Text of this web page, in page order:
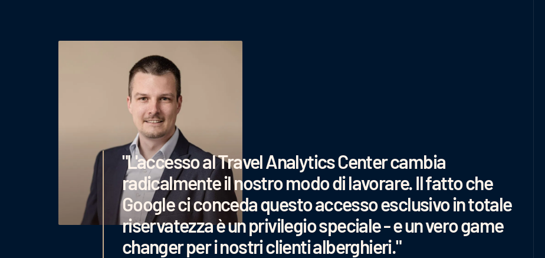
"L'accesso al Travel Analytics Center cambia
radicalmente il nostro modo di lavorare. Il fatto che
Google ci conceda questo accesso esclusivo in totale
riservatezza è un privilegio speciale - e un vero game
changer per i nostri clienti alberghieri."